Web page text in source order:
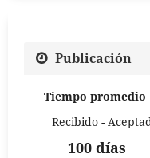
Publicación
Tiempo promedio
Recibido -
100 días